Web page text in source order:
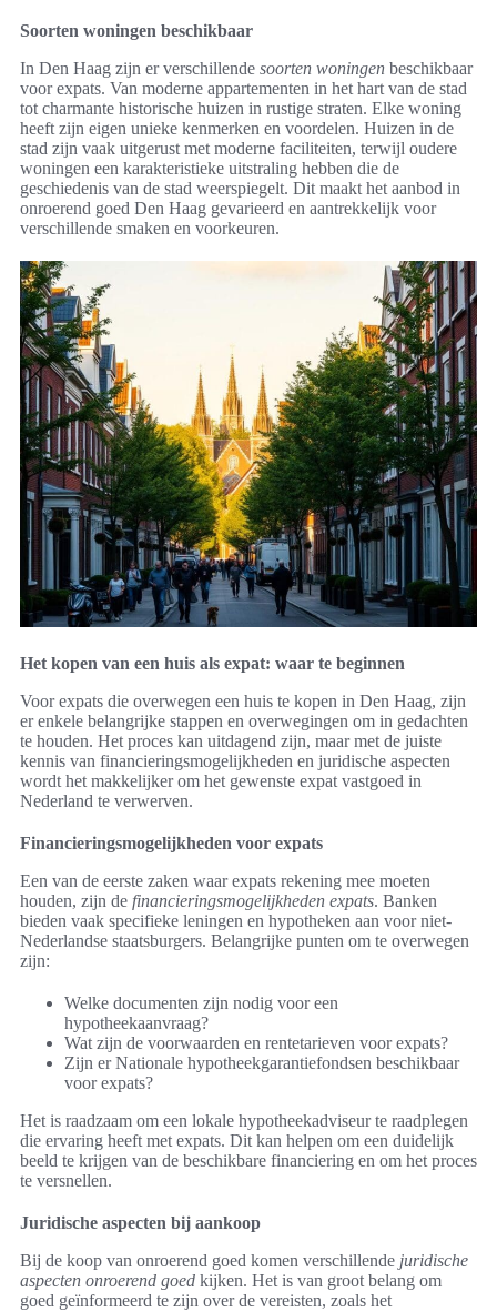
Soorten woningen beschikbaar
In Den Haag zijn er verschillende soorten woningen beschikbaar
voor expats. Van moderne appartementen in het hart van de stad
tot charmante historische huizen in rustige straten. Elke woning
heeft zijn eigen unieke kenmerken en voordelen. Huizen in de
stad zijn vaak uitgerust met moderne faciliteiten, terwijl oudere
woningen een karakteristieke uitstraling hebben die de
geschiedenis van de stad weerspiegelt. Dit maakt het aanbod in
onroerend goed Den Haag gevarieerd en aantrekkelijk voor
verschillende smaken en voorkeuren.
Het kopen van een huis als expat: waar te beginnen
Voor expats die overwegen een huis te kopen in Den Haag, zijn
er enkele belangrijke stappen en overwegingen om in gedachten
te houden. Het proces kan uitdagend zijn, maar met de juiste
kennis van financieringsmogelijkheden en juridische aspecten
wordt het makkelijker om het gewenste expat vastgoed in
Nederland te verwerven.
Financieringsmogelijkheden voor expats
Een van de eerste zaken waar expats rekening mee moeten
houden, zijn de financieringsmogelijkheden expats. Banken
bieden vaak specifieke leningen en hypotheken aan voor niet-
Nederlandse staatsburgers. Belangrijke punten om te overwegen
zijn:
Welke documenten zijn nodig voor een
hypotheekaanvraag?
Wat zijn de voorwaarden en rentetarieven voor expats?
Zijn er Nationale hypotheekgarantiefondsen beschikbaar
voor expats?
Het is raadzaam om een lokale hypotheekadviseur te raadplegen
die ervaring heeft met expats. Dit kan helpen om een duidelijk
beeld te krijgen van de beschikbare financiering en om het proces
te versnellen.
Juridische aspecten bij aankoop
Bij de koop van onroerend goed komen verschillende juridische
aspecten onroerend goed kijken. Het is van groot belang om
goed geïnformeerd te zijn over de vereisten, zoals het